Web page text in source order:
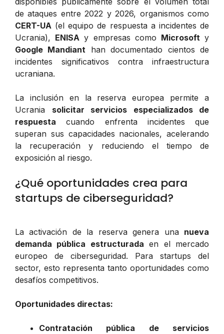
de ataques entre 2022 y 2026, organismos como
CERT-UA (el equipo de respuesta a incidentes de
Ucrania), ENISA y empresas como Microsofty
Google Mandiant han documentado cientos de
incidentes significativos contra infraestructura
ucraniana.
La inclusión en la reserva europea permite a
Ucrania solicitar servicios especializados de
respuesta cuando enfrenta incidentes que
superan sus capacidades nacionales, acelerando
la recuperación y reduciendo el tiempo de
exposición al riesgo.
¿Qué oportunidades crea para
startups de ciberseguridad?
La activación de la reserva genera una nueva
demanda pública estructurada en el mercado
europeo de ciberseguridad. Para startups del
sector, esto representa tanto oportunidades como
desafíos competitivos.
Oportunidades directas:
Contratación pública de servicios